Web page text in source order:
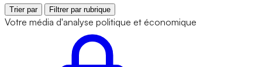
Trier par Filtrer par rubrique
Votre média d'analyse politique et économique